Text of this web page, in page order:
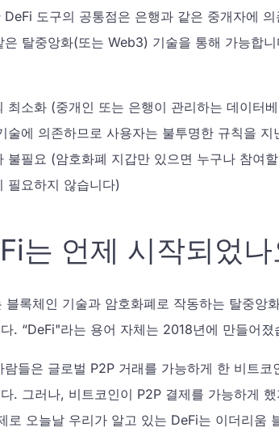
DeFi 도구의 공통점은 은행과 같은 중개자에
은 탈중앙화(또는 Web3) 기술을 통해 가능합
최소화 (중개인 또는 은행이 관리하는 데이터
술에 의존하므로 사용자는 불투명한 규칙을
불필요 (암호화폐 지갑만 있으면 누구나 참여
필요하지 않습니다)
는 언제 시작되었나
블록체인 기술과 암호화폐로 작동하는 탈중앙
. “DeFi"라는 용어 자체는 2018년에 만들어졌
람들은 글로벌 P2P 거래를 가능하게 한 비트
. 그러나, 비트코인이 P2P 결제를 가능하게
로 오늘날 우리가 알고 있는 DeFi는 이더리움